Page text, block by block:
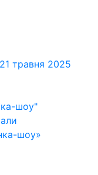
травня 2025
шоу"
шоу»